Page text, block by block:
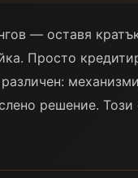
— оставя
Просто
решение.